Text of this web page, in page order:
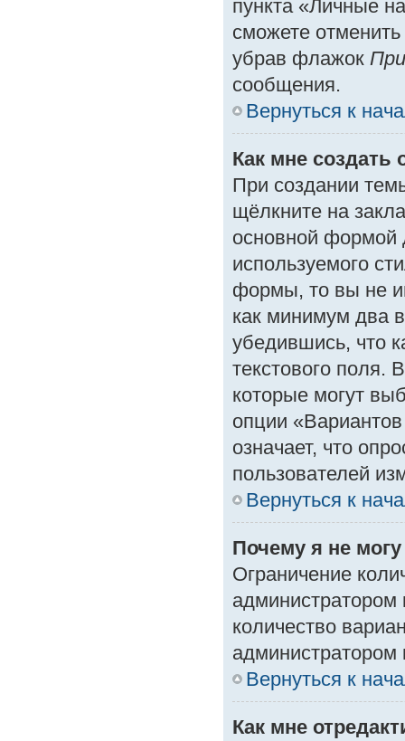
пункта «Личные
сможете
убрав флажок
сообщения.
Вернуться к
Как мне создать
При создании
щёлкните на
основной формой
используемого
формы, то вы не
как минимум два
убедившись, что
текстового поля.
которые могут
опции
означает, что
пользователей
Вернуться к
Почему я не
Ограничение
количество
Вернуться к
Как мне